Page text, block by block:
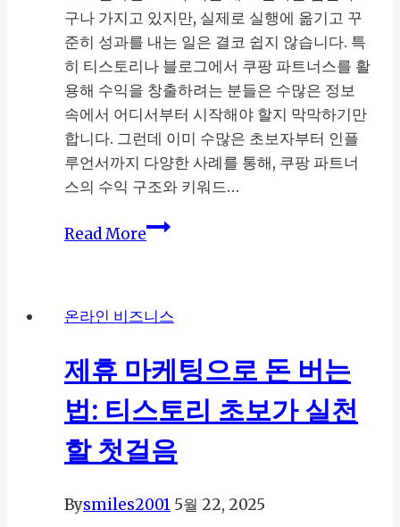
100
만
원
수
익
만
들
기:
금
야
는
이
유
구나 가지고 있지만, 실제로 실행에 옮기고 꾸
준히 성과를 내는 일은 결코 쉽지 않습니다. 특
히 티스토리나 블로그에서 쿠팡 파트너스를 활
용해 수익을 창출하려는 분들은 수많은 정보
속에서 어디서부터 시작해야 할지 막막하기만
합니다. 그런데 이미 수많은 초보자부터 인플
루언서까지 다양한 사례를 통해, 쿠팡 파트너
스의 수익 구조와 키워드…
Read More쿠
너
수
공
개
로
는
온라인 비즈니스
제휴 마케팅으로 돈 버는
법: 티스토리 초보가 실천
할 첫걸음
Bysmiles2001 5월 22, 2025